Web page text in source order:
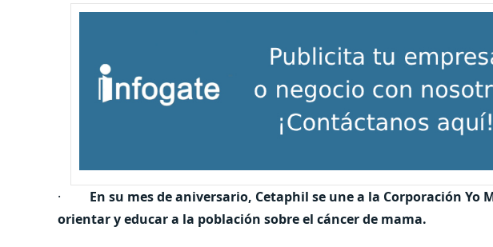
· En su mes de aniversario, Cetaphil se une a la Corporación Yo
orientar y educar a la población sobre el cáncer de mama.